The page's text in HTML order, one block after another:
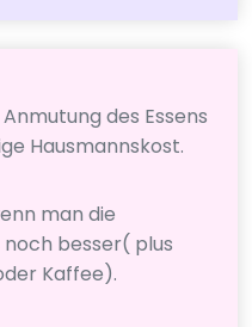
des Essens
Hausmannskost.
man die
besser( plus
Kaffee).